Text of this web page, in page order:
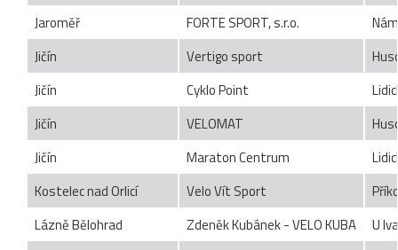
Jaroměř
FORTE SPORT, s.r.o.
Jičín
Vertigo sport
Jičín
Cyklo Point
Jičín
VELOMAT
Jičín
Maraton Centrum
Kostelec nad Orlicí
Velo Vít Sport
Lázně Bělohrad
Zdeněk Kubánek - VELO KUBA
U